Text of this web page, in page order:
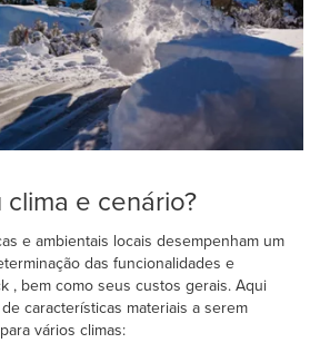
e cenário?
e ambientais locais desempenham um
das funcionalidades e
, bem como seus custos gerais. Aqui
características materiais a serem
vários climas: